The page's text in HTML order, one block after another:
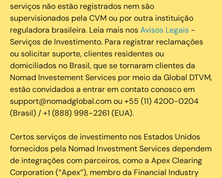
serviços não estão registrados nem são
supervisionados pela CVM ou por outra instituição
reguladora brasileira. Leia mais nosAvisos Legais -
Serviços de Investimento. Para registrar reclamações
ou solicitar suporte, clientes residentes ou
domiciliados no Brasil, que se tornaram clientes da
Nomad Investement Services por meio da Global DTVM,
estão convidados a entrar em contato conosco em
support@nomadglobal.com ou +55 (11) 4200-0204
(Brasil) / +1 (888) 998-2261 (EUA).
Certos serviços de investimento nos Estados Unidos
fornecidos pela Nomad Investment Services dependem
de integrações com parceiros, como a Apex Clearing
Corporation (“Apex”), membro da Financial Industry